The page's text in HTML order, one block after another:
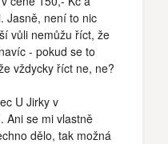
Jasně, není to nic
vůli nemůžu říct, že
- pokud se to
vždycky říct ne, ne?
U Jirky v
Ani se mi vlastně
dělo, tak možná